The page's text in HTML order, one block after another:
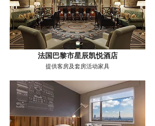
提供客房及套房活动家具
法国巴黎市星辰凯悦酒店